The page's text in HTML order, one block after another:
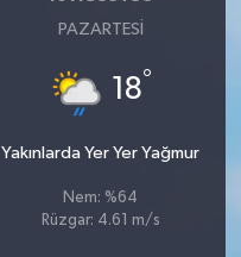
PAZARTESI
18°
Yakınlarda Yer Yer Yağmur
Nem: %64
Rüzgar: 4.61 m/s